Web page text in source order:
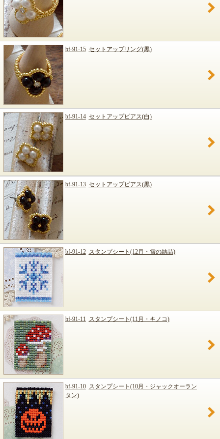
bf-91-15 セットアップリング(黒)
bf-91-14 セットアップピアス(白)
bf-91-13 セットアップピアス(黒)
bf-91-12 スタンプシート(12月・雪の結晶)
bf-91-11 スタンプシート(11月・キノコ)
bf-91-10 スタンプシート(10月・ジャックオーラン
タン)